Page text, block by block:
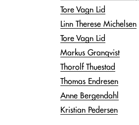
Tore Vagn Lid
Linn Therese Michelsen
Tore Vagn Lid
Markus Granqvist
Thorolf Thuestad
Thomas Endresen
Anne Bergendahl
Kristian Pedersen